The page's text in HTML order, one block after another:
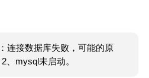
连接数据库失败，可能的原
、mysql未启动。